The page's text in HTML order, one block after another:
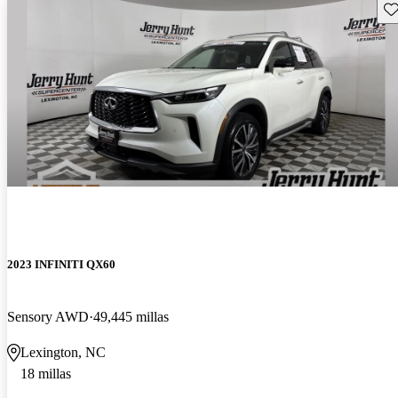
2023 INFINITI QX60
Sensory AWD 49,445 millas
Lexington, NC
18 millas